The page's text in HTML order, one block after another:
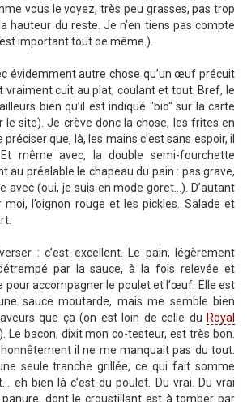
vous le voyez, très peu grasses, pas trop
hauteur du reste. Je n’en tiens pas compte
important tout de même.).
évidemment autre chose qu’un œuf précuit
vraiment cuit au plat, coulant et tout. Bref, le
bien qu’il est indiqué "bio" sur la carte
le site). Je crève donc la chose, les frites en
que, là, les mains c’est sans espoir, il
même avec, la double semi-fourchette
au préalable le chapeau du pain : pas grave,
avec (oui, je suis en mode goret...). D’autant
moi, l’oignon rouge et les pickles. Salade et
: c’est excellent. Le pain, légèrement
par la sauce, à la fois relevée et
accompagner le poulet et l’œuf. Elle est
sauce moutarde, mais me semble bien
que ça (on est loin de celle du Royal
Le bacon, dixit mon co-testeur, est très bon.
honnêtement il ne me manquait pas du tout.
seule tranche grillée, ce qui fait somme
eh bien là c’est du poulet. Du vrai. Du vrai
dont le croustillant est à tomber par